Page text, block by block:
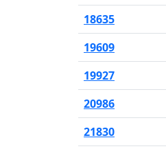
18635
19609
19927
20986
21830